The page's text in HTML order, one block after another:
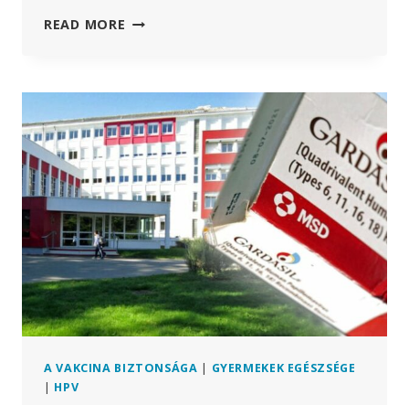
READ MORE ARNE
AZ
MRNS-
VAKCINÁK
SÚLYOS
VESZÉLYEINEK
FELTÁRÁSA
A VAKCINA BIZTONSÁGA | GYERMEKEK EGÉSZSÉGE
| HPV